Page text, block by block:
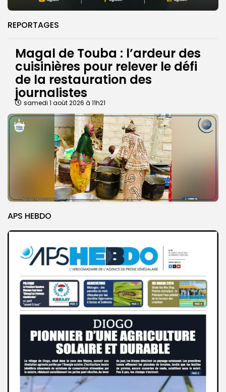
REPORTAGES
Magal de Touba : l’ardeur des
cuisinières pour relever le défi
de la restauration des
journalistes
samedi 1 août 2026 à 11h21
APS HEBDO